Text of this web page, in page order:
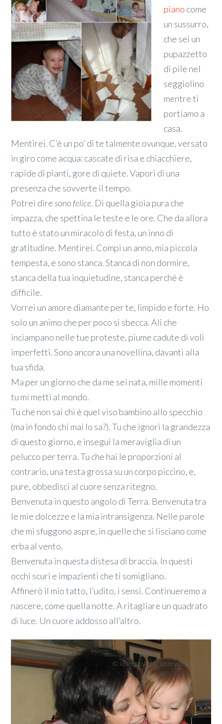
piano come
un sussurro,
che sei un
pupazzetto
di pile nel
seggiolino
mentre ti
portiamo a
casa.
Mentirei. C’è un po’ di te talmente ovunque, versato
in giro come acqua: cascate di risa e chiacchiere,
rapide di pianti, gore di quiete. Vapori di una
presenza che sovverte il tempo.
Potrei diresono felice. Di quella gioia pura che
impazza, che spettina le teste e le ore. Che da allora
tutto è stato un miracolo di festa, un inno di
gratitudine. Mentirei. Compi un anno, mia piccola
tempesta, e sono stanca. Stanca di non dormire,
stanca della tua inquietudine, stanca perché è
difficile.
Vorrei un amore diamante per te, limpido e forte. Ho
solo un animo che per poco si sbecca. Ali che
inciampano nelle tue proteste, piume cadute di voli
imperfetti. Sono ancora una novellina, davanti alla
tua sfida.
Ma per un giorno che da me sei nata, mille momenti
tu mi metti al mondo.
Tu che non sai chi è quel viso bambino allo specchio
(ma in fondo chi mai lo sa?). Tu che ignori la grandezza
di questo giorno, e insegui la meraviglia di un
pelucco per terra. Tu che hai le proporzioni al
contrario, una testa grossa su un corpo piccino, e,
pure, obbedisci al cuore senza ritegno.
Benvenuta in questo angolo di Terra. Benvenuta tra
le mie dolcezze e la mia intransigenza. Nelle parole
che mi sfuggono aspre, in quelle che si lisciano come
erba al vento.
Benvenuta in questa distesa di braccia. In questi
occhi scuri e impazienti che ti somigliano.
Affinerò il mio tatto, l’udito, i sensi. Continueremo a
nascere, come quella notte. A ritagliare un quadrato
di luce. Un cuore addosso all’altro.